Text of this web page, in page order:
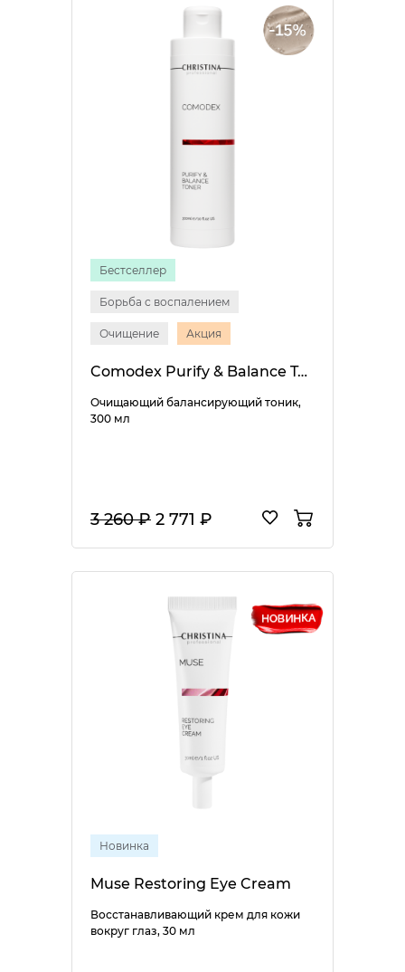
Бестселлер
Борьба с воспалением
Очищение Акция
Comodex Purify & Balance Toner
Очищающий балансирующий тоник,
300 мл
3 260 ₽ 2 771 ₽
Новинка
Muse Restoring Eye Cream
Восстанавливающий крем для кожи
вокруг глаз, 30 мл